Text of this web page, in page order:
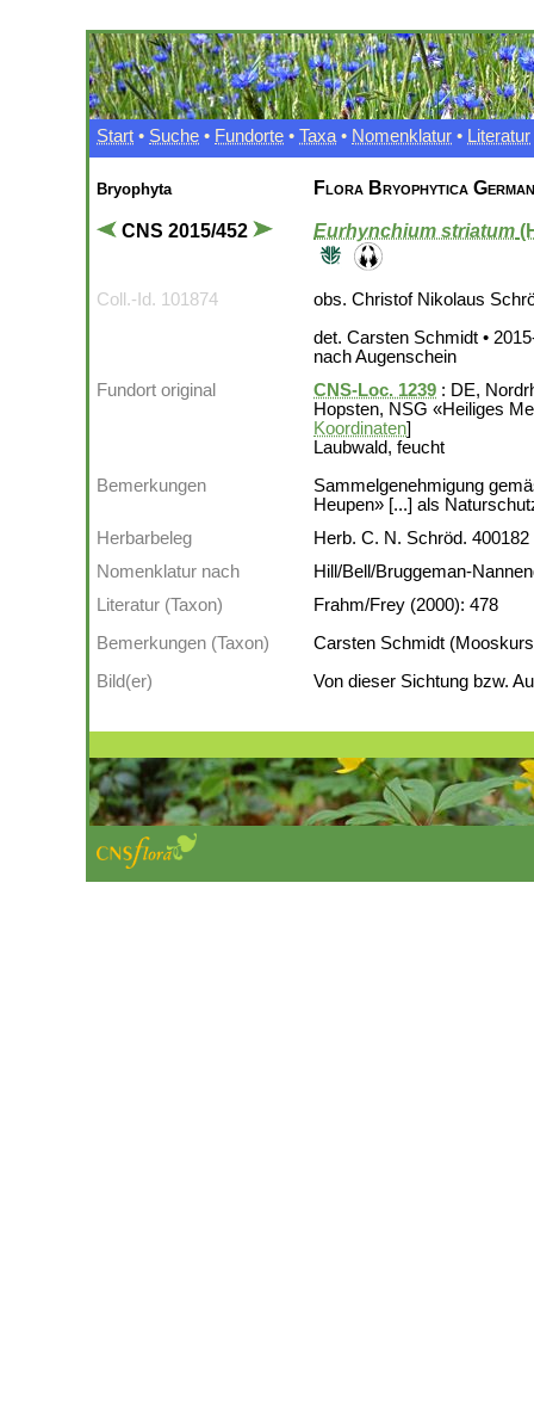
Start • Suche • Fundorte • Taxa • Nomenklatur • Literatur
Bryophyta
CNS 2015/452
Flora Bryophytica
Eurhynchium striatum
Coll.-Id. 101874
obs. Christof Nikolaus
det. Carsten Schmidt •
nach Augenschein
Fundort original
CNS-Loc. 1239 : DE,
Hopsten, NSG «Heiliges
Koordinaten]
Laubwald, feucht
Bemerkungen
Sammelgenehmigung
Heupen» [...] als
Herbarbeleg
Herb. C. N. Schröd. 400182
Nomenklatur nach
Hill/Bell/Bruggeman-
Literatur (Taxon)
Frahm/Frey (2000): 478
Bemerkungen (Taxon)
Carsten Schmidt
Bild(er)
Von dieser Sichtung bzw.